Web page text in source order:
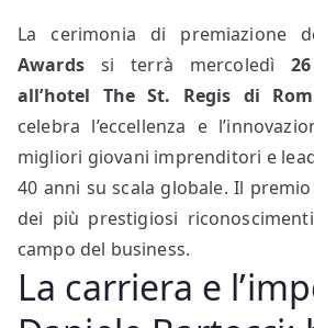
La cerimonia di premiazione
Awardssi terrà mercoledì
all’hotel The St. Regis di
celebra l’eccellenza e
migliori giovani imprenditori e
40 anni su scala globale. Il
dei più prestigiosi
campo del business.
La carriera e